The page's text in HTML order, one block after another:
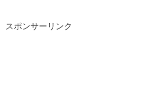
スポンサーリンク